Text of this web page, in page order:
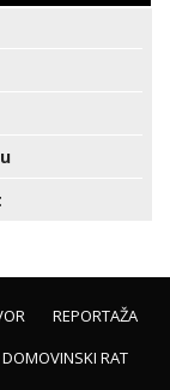
REPORTAŽA
DOMOVINSKI RAT